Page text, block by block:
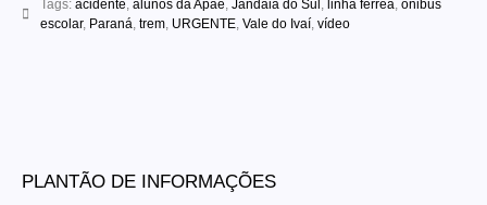
Tags: acidente, alunos da Apae, Jandaia do Sul , linha férrea, ônibus
escolar, Paraná, trem, URGENTE, Vale do Ivaí, vídeo
PLANTÃO DE INFORMAÇÕES